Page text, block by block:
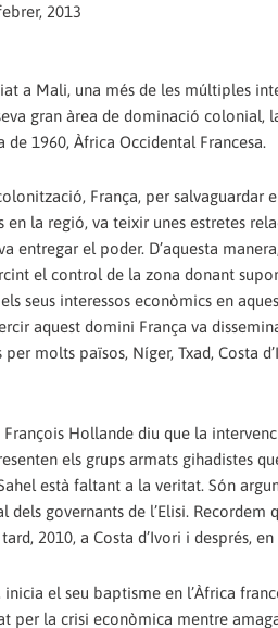
2013
a Mali, una més de les múltiples
gran àrea de dominació colonial,
de 1960, Àfrica Occidental Francesa.
França, per salvaguardar
en la regió, va teixir unes estretes
entregar el poder. D’aquesta
el control de la zona donant
seus interessos econòmics en
aquest domini França va
molts països, Níger, Txad, Costa
François Hollande diu que la
els grups armats gihadistes
està faltant a la veritat. Són
dels governants de l’Elisi.
2010, a Costa d’Ivori i després,
inicia el seu baptisme en l’Àfrica
per la crisi econòmica mentre